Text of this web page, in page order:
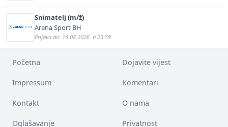
Snimatelj (m/ž)
Arena Sport BH
Prijava do: 14.08.2026. u 23:59
Početna Dojavite vijest
Impressum Komentari
Kontakt O nama
Oglašavanje Privatnost